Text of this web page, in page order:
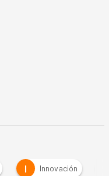
Innovación